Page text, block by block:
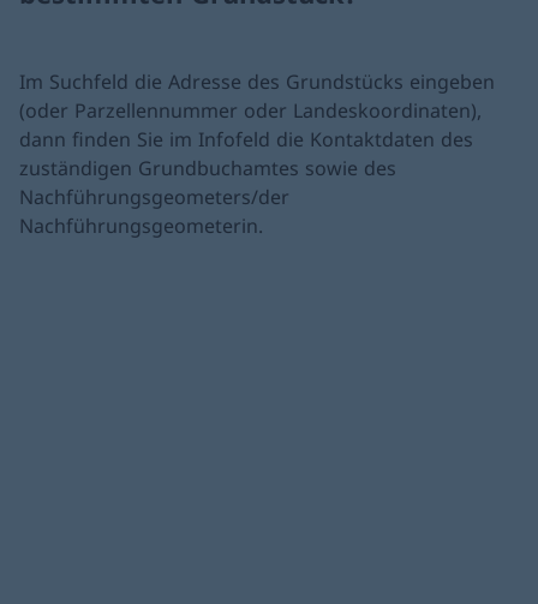
Im Suchfeld die Adresse des Grundstücks eingeben
(oder Parzellennummer oder Landeskoordinaten),
dann finden Sie im Infofeld die Kontaktdaten des
zuständigen Grundbuchamtes sowie des
Nachführungsgeometers/der
Nachführungsgeometerin.